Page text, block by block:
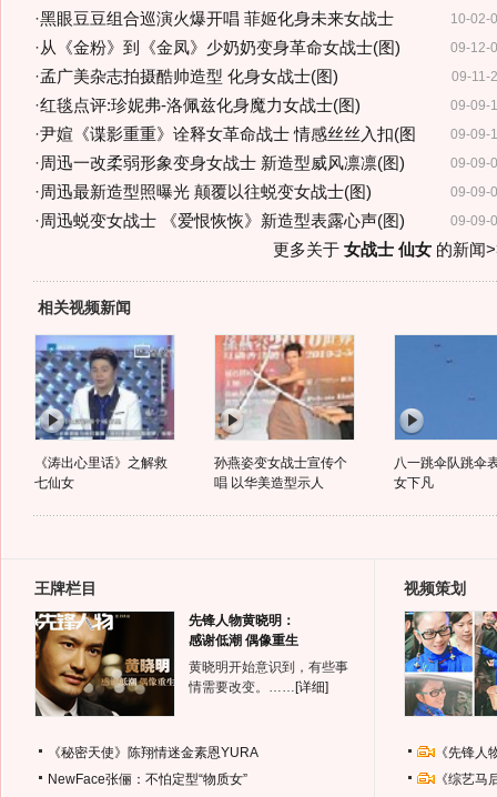
10-02-
·黑眼豆豆组合巡演火爆开唱 菲姬化身未来女战士
09-12-
·从《金粉》到《金凤》少奶奶变身革命女战士(图)
09-11-
·孟广美杂志拍摄酷帅造型 化身女战士(图)
09-09-
·红毯点评:珍妮弗-洛佩兹化身魔力女战士(图)
09-09-
·尹媗《谍影重重》诠释女革命战士 情感丝丝入扣(图
09-09-
·周迅一改柔弱形象变身女战士 新造型威风凛凛(图)
09-09-
·周迅最新造型照曝光 颠覆以往蜕变女战士(图)
09-09-
·周迅蜕变女战士 《爱恨恢恢》新造型表露心声(图)
更多关于 女战士 仙女的新闻
相关视频新闻
《涛出心里话》之解救
七仙女
孙燕姿变女战士宣传个
唱 以华美造型示人
八一跳伞队跳伞
女下凡
王牌栏目
先锋人物黄晓明：
感谢低潮 偶像重生
黄晓明开始意识到，有些事
情需要改变。…… [详细]
《秘密天使》陈翔情迷金素恩YURA
NewFace张俪：不怕定型“物质女”
视频策划
《先锋
《综艺